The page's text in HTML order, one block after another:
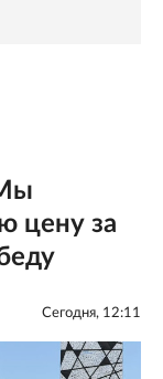
цену за
Сегодня, 12:11